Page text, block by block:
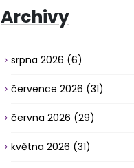
Archivy
srpna 2026 (6)
července 2026 (31)
června 2026 (29)
května 2026 (31)